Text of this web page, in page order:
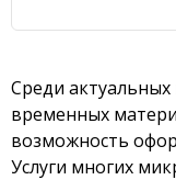
Среди актуальных
временных
возможность
Услуги многих